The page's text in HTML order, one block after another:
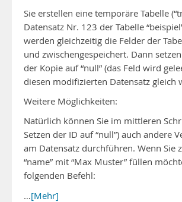
Sie erstellen eine temporäre Tabelle
Datensatz Nr. 123 der Tabelle
werden gleichzeitig die Felder der
und zwischengespeichert. Dann
der Kopie auf “null” (das Feld wird
diesen modifizierten Datensatz gleich
Weitere Möglichkeiten:
Natürlich können Sie im mittleren
Setzen der ID auf “null”) auch andere
am Datensatz durchführen. Wenn Sie
“name” mit “Max Muster” füllen
folgenden Befehl:
…[Mehr]